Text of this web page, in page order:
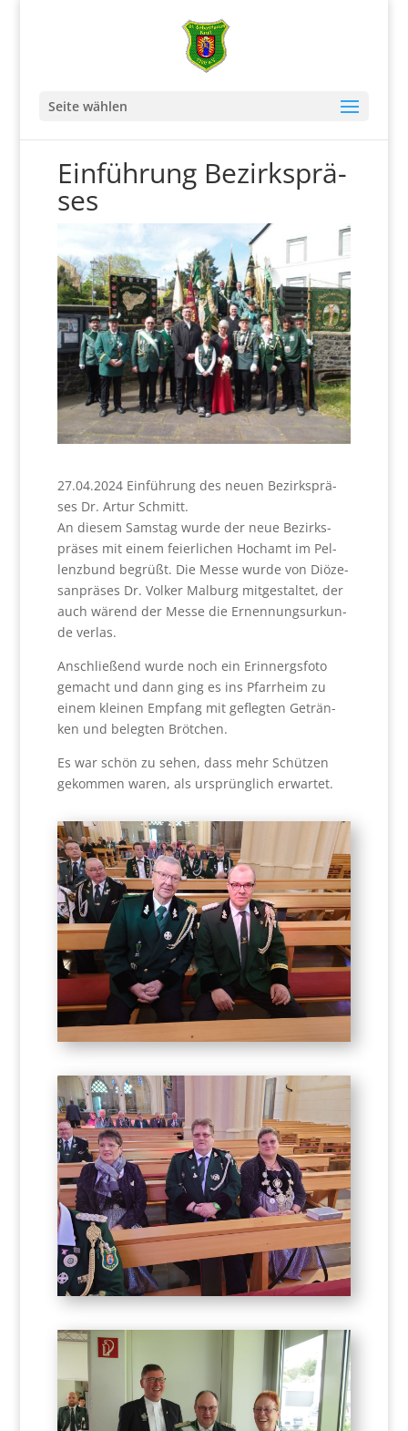
Seite wählen
Ein­füh­rung Bezirks­prä­
ses
27.04.2024 Ein­füh­rung des neu­en Bezirks­prä­
ses Dr. Artur Schmitt.
An die­sem Sams­tag wur­de der neue Bezirks­
prä­ses mit einem fei­er­li­chen Hoch­amt im Pel­
lenz­bund begrüßt. Die Mes­se wur­de von Diö­ze­
san­prä­ses Dr. Vol­ker Mal­burg mit­ge­stal­tet, der
auch wärend der Mes­se die Ernen­nungs­ur­kun­
de ver­las.
Anschlie­ßend wur­de noch ein Erin­nergs­fo­to
gemacht und dann ging es ins Pfarr­heim zu
einem klei­nen Emp­fang mit gefleg­ten Geträn­
ken und beleg­ten Bröt­chen.
Es war schön zu sehen, dass mehr Schüt­zen
gekom­men waren, als ursprüng­lich erwar­tet.